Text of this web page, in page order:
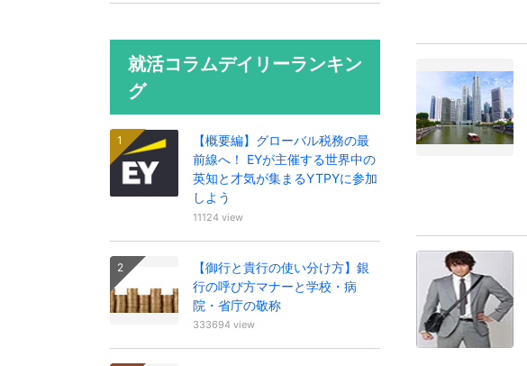
就活コラムデイリーランキン
グ
【概要編】グローバル税務の最
前線へ！ EYが主催する世界中の
英知と才気が集まるYTPYに参加
しよう
11124 view
【御行と貴行の使い分け方】銀
行の呼び方マナーと学校・病
院・省庁の敬称
333694 view